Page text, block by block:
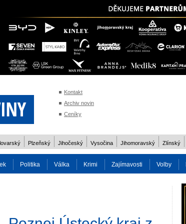
Kontakt
Archiv novin
Ceníky
Plzeňský Jihočeský Vysočina Jihomoravský Zlínský
Politika Válka Krimi Zajímavosti Volby